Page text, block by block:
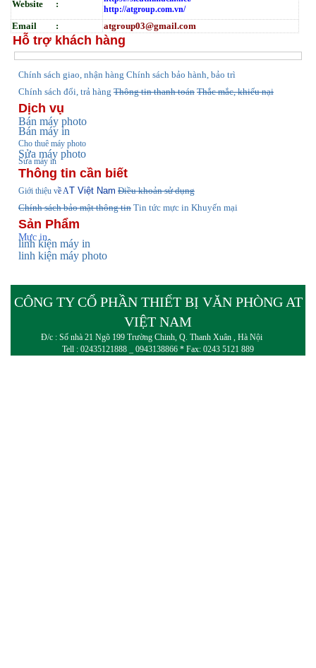
Website :
http://atgroup.com.vn/
Email : atgroup03@gmail.com
Hỗ trợ khách hàng
Chính sách giao, nhận hàng Chính sách bảo hành, bảo trì
Chính sách đổi, trả hàng Thông tin thanh toán Thắc mắc, khiếu nại
Dịch vụ
Bán máy photo
Bán máy in
Cho thuê máy photo
Sửa máy photo
Sửa máy in
Thông tin cần biết
Giới thiệu về AT Việt Nam Điều khoản sử dụng
Chính sách bảo mật thông tin Tin tức mực in Khuyến mại
Sản Phẩm
Mực in
linh kiện máy in
linh kiện máy photo
CÔNG TY CỔ PHẦN THIẾT BỊ VĂN PHÒNG AT
VIỆT NAM
Đ/c : Số nhà 21 Ngõ 199 Trường Chinh, Q. Thanh Xuân , Hà Nội
Tell : 02435121888 _ 0943138866 * Fax: 0243 5121 889